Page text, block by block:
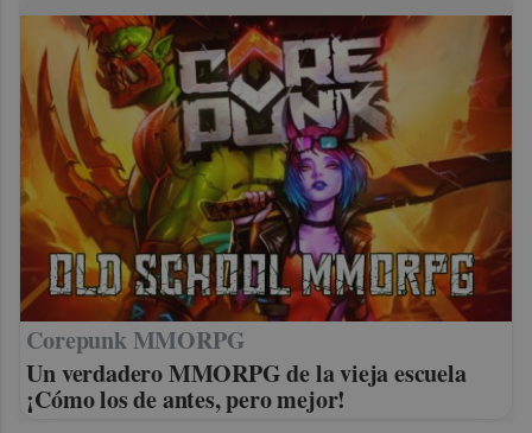
Corepunk MMORPG
Un verdadero MMORPG de la vieja escuela
¡Cómo los de antes, pero mejor!